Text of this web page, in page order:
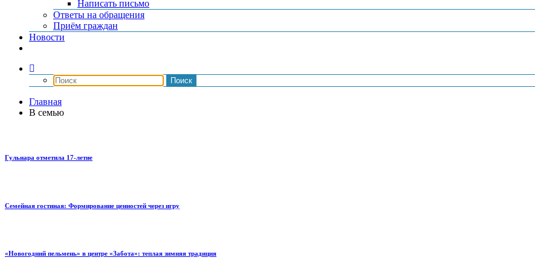
Написать письмо
Ответы на обращения
Приём граждан
Новости
Главная
В семью
Гульнара отметила 17‑летие
Семейная гостиная: Формирование ценностей через игру
«Новогодний пельмень» в центре «Забота»: теплая зимняя традиция